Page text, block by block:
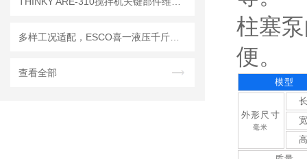
查看全部
柱塞
便。
模型
外形尺寸
毫米